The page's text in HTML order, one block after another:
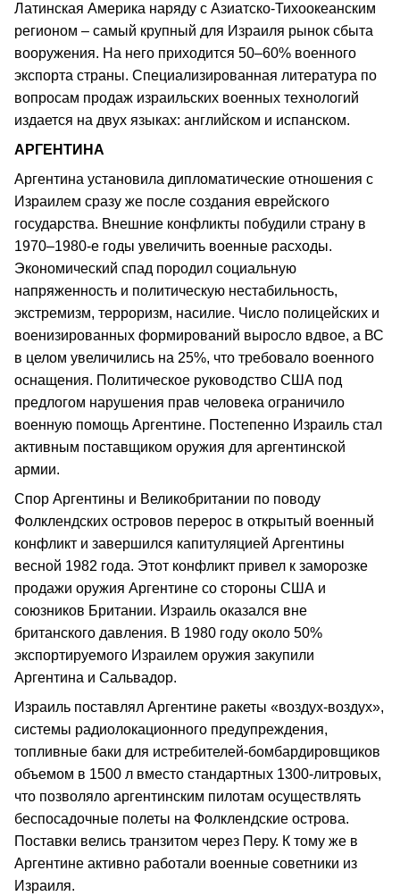
Латинская Америка наряду с Азиатско-Тихоокеанским
регионом – самый крупный для Израиля рынок сбыта
вооружения. На него приходится 50–60% военного
экспорта страны. Специализированная литература по
вопросам продаж израильских военных технологий
издается на двух языках: английском и испанском.
АРГЕНТИНА
Аргентина установила дипломатические отношения с
Израилем сразу же после создания еврейского
государства. Внешние конфликты побудили страну в
1970–1980-е годы увеличить военные расходы.
Экономический спад породил социальную
напряженность и политическую нестабильность,
экстремизм, терроризм, насилие. Число полицейских и
военизированных формирований выросло вдвое, а ВС
в целом увеличились на 25%, что требовало военного
оснащения. Политическое руководство США под
предлогом нарушения прав человека ограничило
военную помощь Аргентине. Постепенно Израиль стал
активным поставщиком оружия для аргентинской
армии.
Спор Аргентины и Великобритании по поводу
Фолклендских островов перерос в открытый военный
конфликт и завершился капитуляцией Аргентины
весной 1982 года. Этот конфликт привел к заморозке
продажи оружия Аргентине со стороны США и
союзников Британии. Израиль оказался вне
британского давления. В 1980 году около 50%
экспортируемого Израилем оружия закупили
Аргентина и Сальвадор.
Израиль поставлял Аргентине ракеты «воздух-воздух»,
системы радиолокационного предупреждения,
топливные баки для истребителей-бомбардировщиков
объемом в 1500 л вместо стандартных 1300-литровых,
что позволяло аргентинским пилотам осуществлять
беспосадочные полеты на Фолклендские острова.
Поставки велись транзитом через Перу. К тому же в
Аргентине активно работали военные советники из
Израиля.